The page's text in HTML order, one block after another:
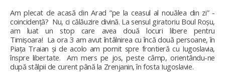
Am plecat de acasă din Arad ”pe la ceasul al nouălea din zi” -
coincidență? Nu, ci călăuzire divină. La sensul giratoriu Boul Roșu,
am luat un stop care avea două locuri libere pentru
Timișoara! La ora 3 am avut întâlnirea cu încă două persoane, în
Piața Traian și de acolo am pornit spre frontieră cu Iugoslavia,
înspre libertate. Am mers pe jos, peste câmp, orientându-ne
după stâlpii de curent până la Zrenjanin, în fosta Iugoslavie.